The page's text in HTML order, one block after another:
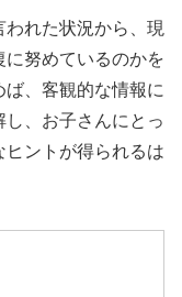
れた状況から、現
努めているのかを
、客観的な情報に
、お子さんにとっ
ントが得られるは